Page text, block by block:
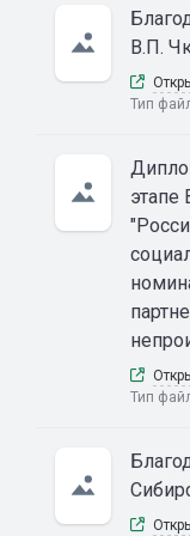
В.П.
Тип
этапе
Тип